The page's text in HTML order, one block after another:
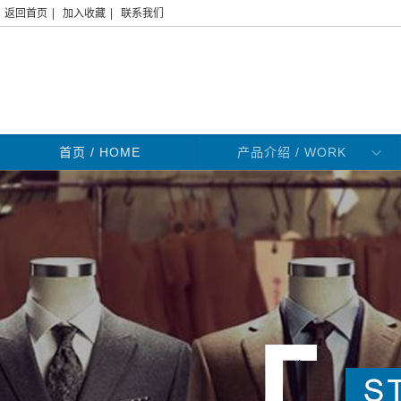
返回首页 加入收藏 联系我们
首页 / HOME 产品介绍 / WORK